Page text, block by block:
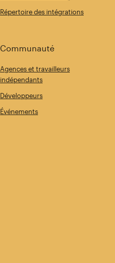
Répertoire des intégrations
Communauté
Agences et travailleurs
indépendants
Développeurs
Événements